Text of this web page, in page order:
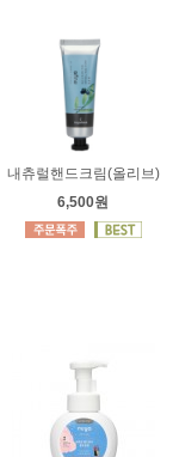
내츄럴핸드크림(올리브)
6,500원